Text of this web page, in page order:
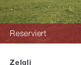
Reserviert
Zelgli